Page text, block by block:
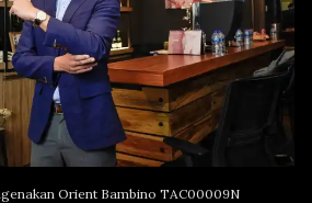
Orient Bambino TAC00009N